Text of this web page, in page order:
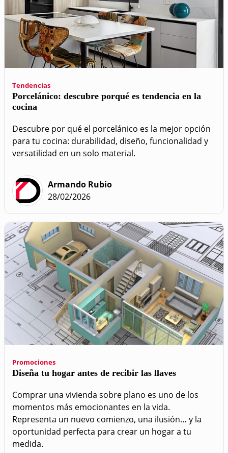
Tendencias
Porcelánico: descubre porqué es tendencia en la
cocina
Descubre por qué el porcelánico es la mejor opción
para tu cocina: durabilidad, diseño, funcionalidad y
versatilidad en un solo material.
Armando Rubio
28/02/2026
Promociones
Diseña tu hogar antes de recibir las llaves
Comprar una vivienda sobre plano es uno de los
momentos más emocionantes en la vida.
Representa un nuevo comienzo, una ilusión… y la
oportunidad perfecta para crear un hogar a tu
medida.